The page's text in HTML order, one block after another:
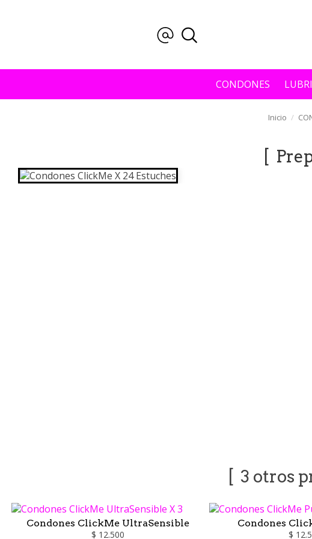
CONDONES
Inicio
3 otros
Condones ClickMe UltraSensible
$ 12.500
Condones
$